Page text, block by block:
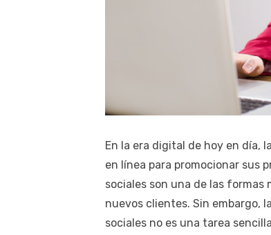
En la era digital de hoy en día,
en línea para promocionar sus
sociales son una de las
nuevos clientes. Sin embargo,
sociales no es una tarea